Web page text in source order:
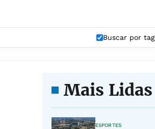
Buscar por tag
Mais Lidas
ESPORTES